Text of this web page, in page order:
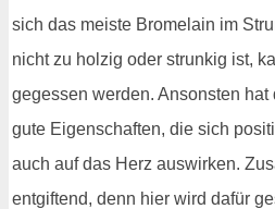
sich das meiste Bromelain im
nicht zu holzig oder strunkig ist,
gegessen werden. Ansonsten
gute Eigenschaften, die sich
auch auf das Herz auswirken.
entgiftend, denn hier wird dafür